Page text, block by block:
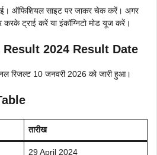
ऑफिशियल साइट पर जाकर चेक करें। अगर
करके ट्राई करें या इंकॉग्निटो मोड यूज करें।
Result 2024 Result Date
रिजल्ट 10 जनवरी 2026 को जारी हुआ।
तारीख
29 April 2024